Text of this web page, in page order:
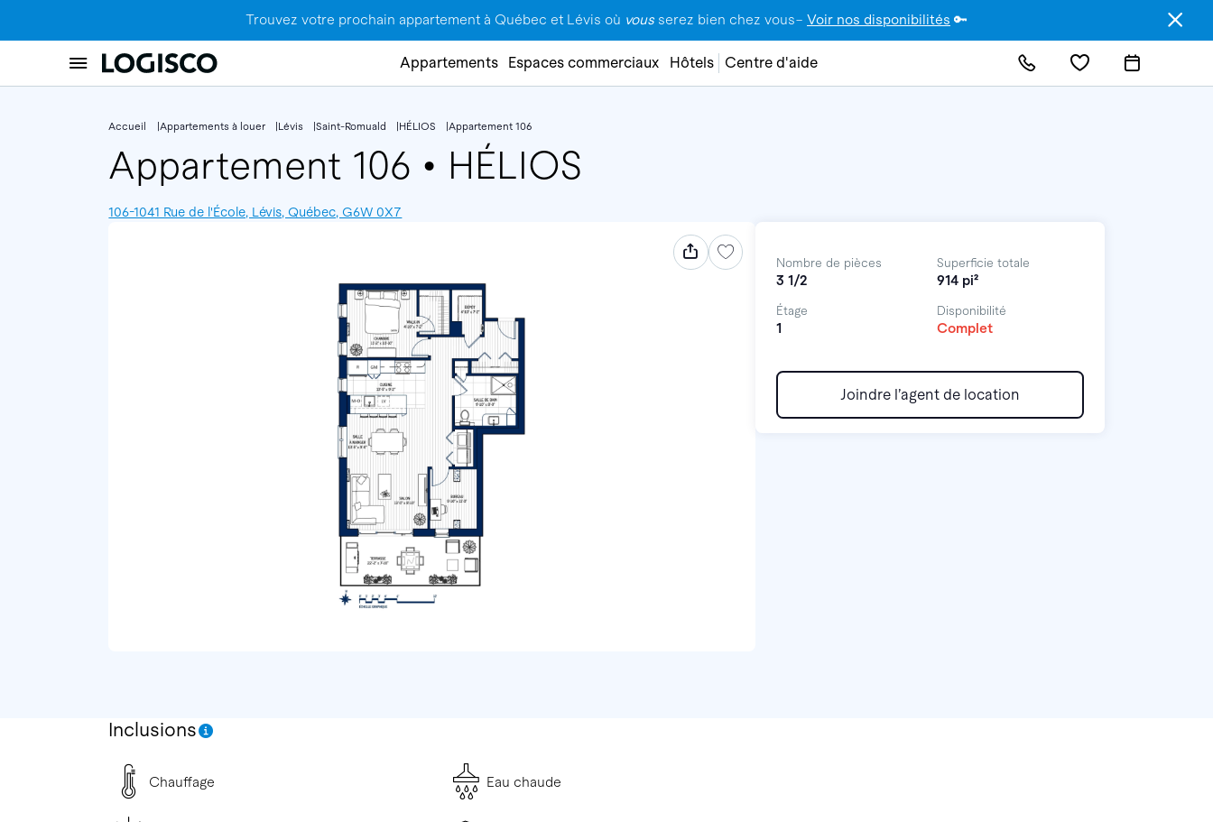
Trouvez votre prochain appartement à Québec et Lévis où vous serez bien chez vous– Voir nos disponibilités 🔑
Appartements Espaces commerciaux Hôtels Centre d'aide
Accueil Appartements à louer Lévis Saint-Romuald HÉLIOS Appartement 106
Appartement 106 • HÉLIOS
106-1041 Rue de l'École, Lévis, Québec, G6W 0X7
Inclusions
Chauffage Eau chaude
Nombre de pièces
3 1/2
Superficie totale
914 pi²
Étage
1
Disponibilité
Complet
Joindre l’agent de location